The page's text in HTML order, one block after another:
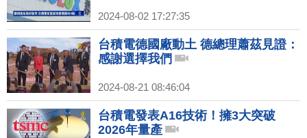
2024-08-02 17:27:35
台積電德國廠動土 德總理蕭茲見證：
感謝選擇我們
2024-08-21 08:46:04
台積電發表A16技術！擁3大突破
2026年量產